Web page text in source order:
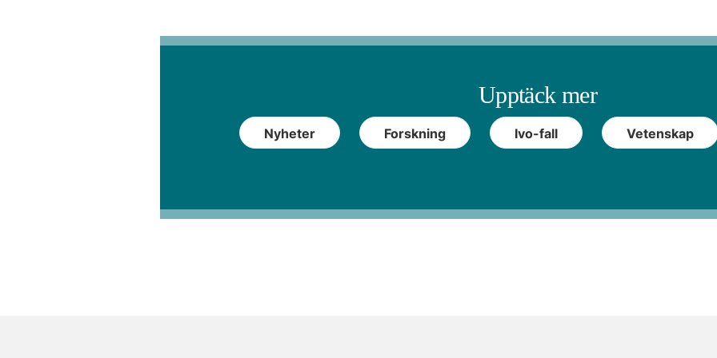
Upptäck mer
Nyheter Forskning Ivo-fall Vetenskap